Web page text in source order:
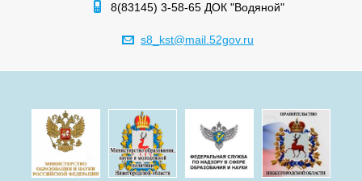
8(83145) 3-58-65 ДОК "Водяной"
s8_kst@mail.52gov.ru